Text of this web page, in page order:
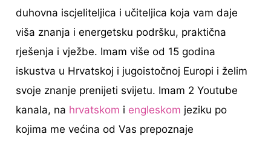
duhovna iscjeliteljica i učiteljica koja vam daje
viša znanja i energetsku podršku, praktična
rješenja i vježbe. Imam više od 15 godina
iskustva u Hrvatskoj i jugoistočnoj Europi i želim
svoje znanje prenijeti svijetu. Imam 2 Youtube
kanala, na hrvatskom i engleskom jeziku po
kojima me većina od Vas prepoznaje